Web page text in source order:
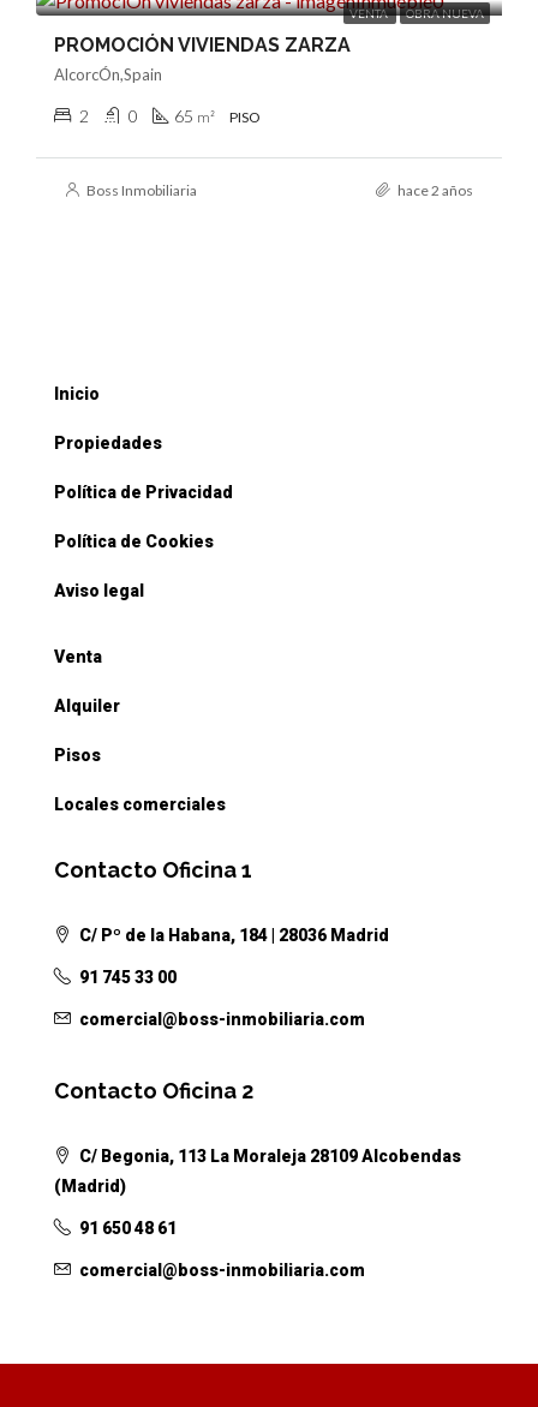
VENTA OBRA NUEVA
PROMOCIÓN VIVIENDAS ZARZA
AlcorcÓn,Spain
2 0 65 m² PISO
Boss Inmobiliaria hace 2 años
Inicio
Propiedades
Política de Privacidad
Política de Cookies
Aviso legal
Venta
Alquiler
Pisos
Locales comerciales
Contacto Oficina 1
C/ Pº de la Habana, 184 | 28036 Madrid
91 745 33 00
comercial@boss-inmobiliaria.com
Contacto Oficina 2
C/ Begonia, 113 La Moraleja 28109 Alcobendas
(Madrid)
91 650 48 61
comercial@boss-inmobiliaria.com